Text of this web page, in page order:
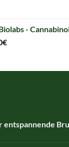
-
€
entspannende